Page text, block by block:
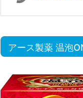
アース製薬 温泡